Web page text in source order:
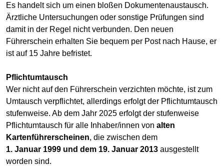
Es handelt sich um einen bloßen Dokumentenaustausch.
Ärztliche Untersuchungen oder sonstige Prüfungen sind
damit in der Regel nicht verbunden. Den neuen
Führerschein erhalten Sie bequem per Post nach Hause, er
ist auf 15 Jahre befristet.
Pflichtumtausch
Wer nicht auf den Führerschein verzichten möchte, ist zum
Umtausch verpflichtet, allerdings erfolgt der Pflichtumtausch
stufenweise. Ab dem Jahr 2025 erfolgt der stufenweise
Pflichtumtausch für alle Inhaber/innen von alten
Kartenführerscheinen, die zwischen dem
1. Januar 1999 und dem 19. Januar 2013 ausgestellt
worden sind.